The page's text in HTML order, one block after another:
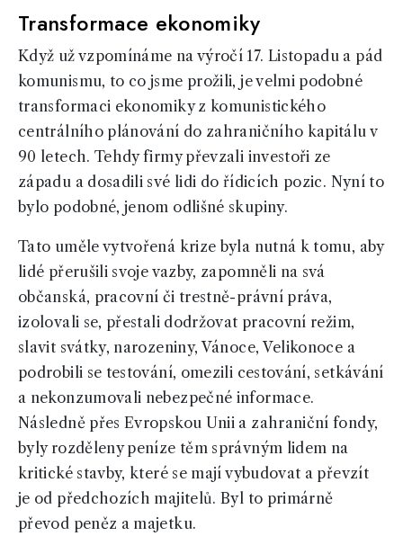
Transformace ekonomiky
Když už vzpomínáme na výročí 17. Listopadu a pád
komunismu, to co jsme prožili, je velmi podobné
transformaci ekonomiky z komunistického
centrálního plánování do zahraničního kapitálu v
90 letech. Tehdy firmy převzali investoři ze
západu a dosadili své lidi do řídicích pozic. Nyní to
bylo podobné, jenom odlišné skupiny.
Tato uměle vytvořená krize byla nutná k tomu, aby
lidé přerušili svoje vazby, zapomněli na svá
občanská, pracovní či trestně-právní práva,
izolovali se, přestali dodržovat pracovní režim,
slavit svátky, narozeniny, Vánoce, Velikonoce a
podrobili se testování, omezili cestování, setkávání
a nekonzumovali nebezpečné informace.
Následně přes Evropskou Unii a zahraniční fondy,
byly rozděleny peníze těm správným lidem na
kritické stavby, které se mají vybudovat a převzít
je od předchozích majitelů. Byl to primárně
převod peněz a majetku.